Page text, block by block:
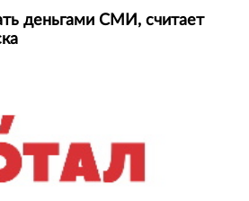
деньгами СМИ, считает